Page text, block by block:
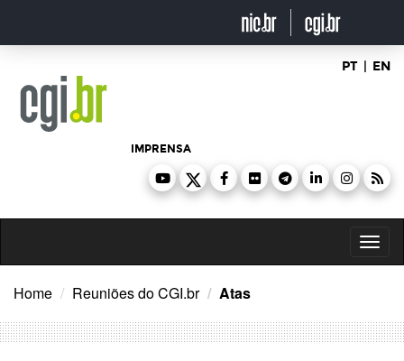
o
PT | EN
IMPRENSA
Home Reuniões do CGI.br Atas